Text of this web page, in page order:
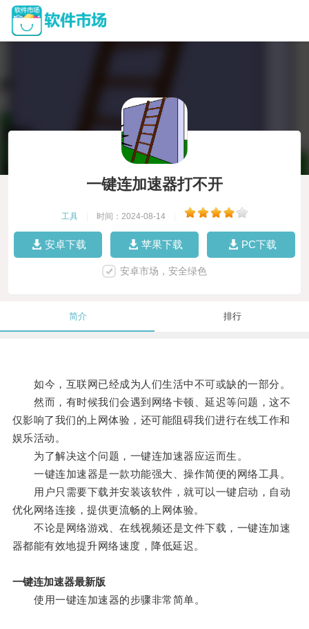
一键连加速器打不开
工具 时间：2024-08-14
安卓下载 苹果下载 PC下载
安卓市场，安全绿色
简介 排行
如今，互联网已经成为人们生活中不可或缺的一部分。
然而，有时候我们会遇到网络卡顿、延迟等问题，这不
仅影响了我们的上网体验，还可能阻碍我们进行在线工作和
娱乐活动。
为了解决这个问题，一键连加速器应运而生。
一键连加速器是一款功能强大、操作简便的网络工具。
用户只需要下载并安装该软件，就可以一键启动，自动
优化网络连接，提供更流畅的上网体验。
不论是网络游戏、在线视频还是文件下载，一键连加速
器都能有效地提升网络速度，降低延迟。
一键连加速器最新版
使用一键连加速器的步骤非常简单。